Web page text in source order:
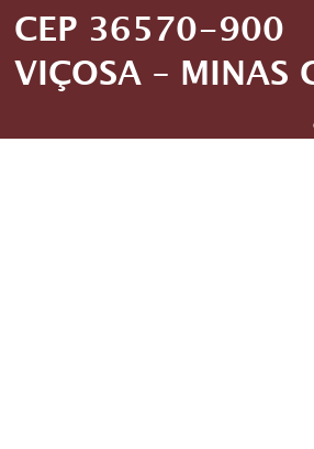
CEP 36570-900
VIÇOSA – MINAS